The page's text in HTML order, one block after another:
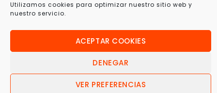
Utilizamos cookies para optimizar nuestro sitio web y
nuestro servicio.
ACEPTAR COOKIES
DENEGAR
VER PREFERENCIAS
Tecnología